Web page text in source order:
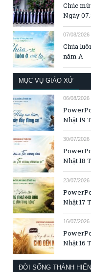
Chúc
Ngày
07/08/2026
Chúa
năm A
MỤC VỤ GIÁO XỨ
06/08/2026
Nhật 19
30/07/2026
Nhật 18
23/07/2026
Nhật 17
16/07/2026
Nhật 16
ĐỜI SỐNG THÁNH HIẾN